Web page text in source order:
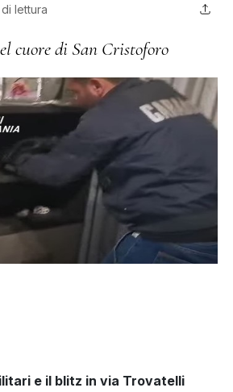
di lettura
cuore di San Cristoforo
e il blitz in via Trovatelli